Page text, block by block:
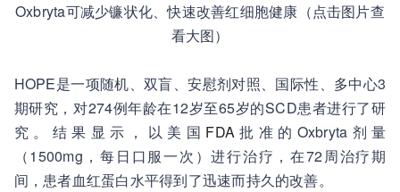
Oxbryta可减少镰状化、快速改善红细胞健康（点击图片查
看大图）
HOPE是一项随机、双盲、安慰剂对照、国际性、多中心3
期研究，对274例年龄在12岁至65岁的SCD患者进行了研
究。结果显示，以美国 FDA 批准的Oxbryta剂量
（1500mg，每日口服一次）进行治疗，在72周治疗期
间，患者血红蛋白水平得到了迅速而持久的改善。